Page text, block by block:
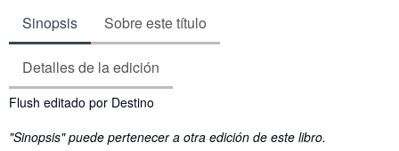
Sinopsis Sobre este título
Detalles de la edición
Sinopsis
Flush editado por Destino
"Sinopsis" puede pertenecer a otra edición de este libro.